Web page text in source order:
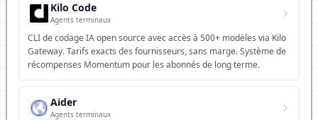
Kilo Code
Agents terminaux
CLI de codage IA open source avec accès à 500+ modèles via Kilo
Gateway. Tarifs exacts des fournisseurs, sans marge. Système de
récompenses Momentum pour les abonnés de long terme.
Aider
Agents terminaux